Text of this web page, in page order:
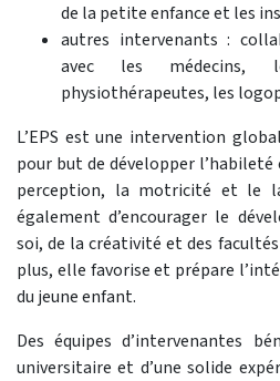
de la petite enfance et les
autres intervenants :
avec les médecins,
physiothérapeutes, les
L’EPS est une intervention
pour but de développer
perception, la motricité et le
également d’encourager le
soi, de la créativité et des
plus, elle favorise et prépare
du jeune enfant.
Des équipes d’intervenantes
universitaire et d’une solide